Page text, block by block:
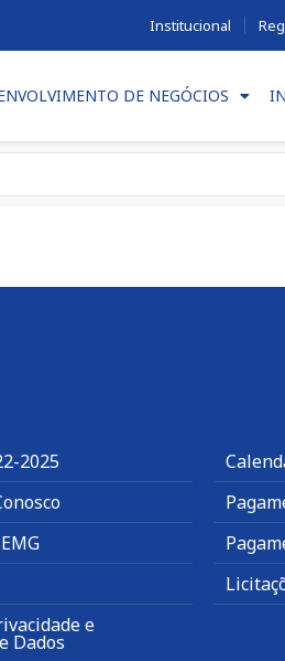
Institucional
DE NEGÓCIOS
2025
e
Dados